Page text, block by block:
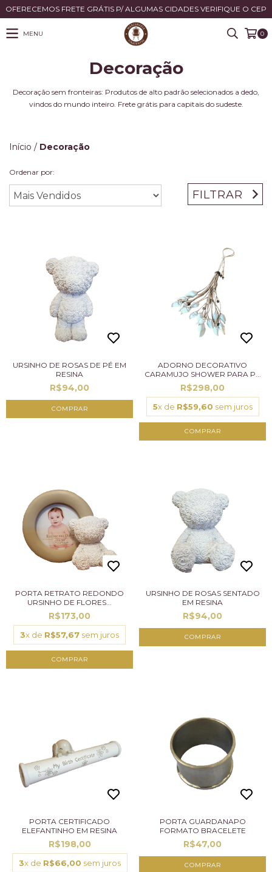
OFERECEMOS FRETE GRÁTIS P/ ALGUMAS CIDADES VERIFIQUE O CEP
MENU 0
Decoração
Decoração sem fronteiras: Produtos de alto padrão selecionados a dedo,
vindos do mundo inteiro. Frete grátis para capitais do sudeste.
Início / Decoração
Ordenar por:
FILTRAR
URSINHO DE ROSAS DE PÉ EM
RESINA
R$94,00
ADORNO DECORATIVO
CARAMUJO SHOWER PARA P...
R$298,00
5x de R$59,60 sem juros
PORTA RETRATO REDONDO
URSINHO DE FLORES...
R$173,00
3x de R$57,67 sem juros
URSINHO DE ROSAS SENTADO
EM RESINA
R$94,00
PORTA CERTIFICADO
ELEFANTINHO EM RESINA
R$198,00
3x de R$66,00 sem juros
PORTA GUARDANAPO
FORMATO BRACELETE
R$47,00